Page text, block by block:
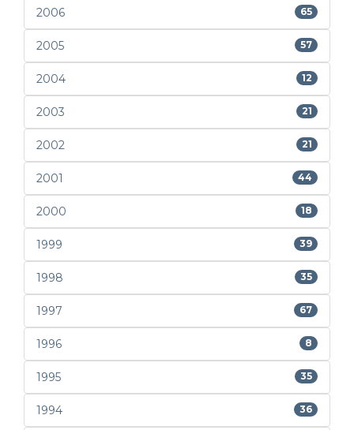
2006 65
2005 57
2004 12
2003 21
2002 21
2001 44
2000 18
1999 39
1998 35
1997 67
1996 8
1995 35
1994 36